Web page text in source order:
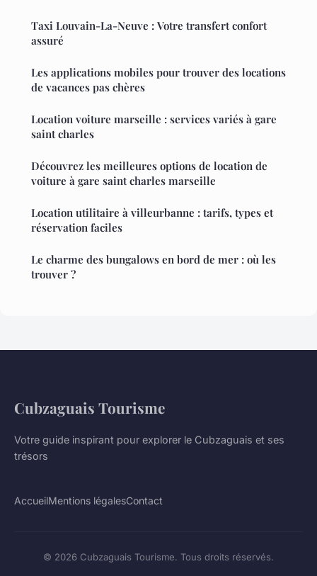
Taxi Louvain-La-Neuve : Votre transfert confort
assuré
Les applications mobiles pour trouver des locations
de vacances pas chères
Location voiture marseille : services variés à gare
saint charles
Découvrez les meilleures options de location de
voiture à gare saint charles marseille
Location utilitaire à villeurbanne : tarifs, types et
réservation faciles
Le charme des bungalows en bord de mer : où les
trouver ?
Cubzaguais Tourisme
Votre guide inspirant pour explorer le Cubzaguais et ses
trésors
AccueilMentions légalesContact
© 2026 Cubzaguais Tourisme. Tous droits réservés.